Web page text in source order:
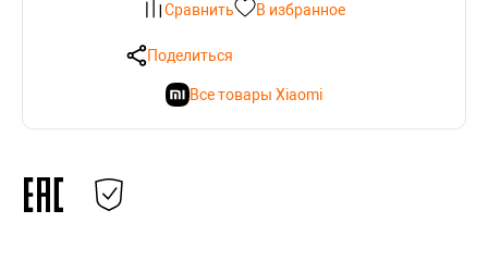
Сравнить В избранное
Поделиться
Все товары Xiaomi